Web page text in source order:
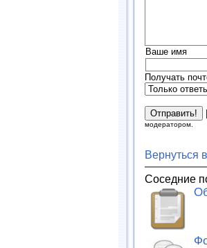
Ваше имя
Получать
модератором.
Вернуться
Соседние